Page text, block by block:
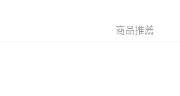
JD京東物流，訂單確認發貨後2-4個工作天送達
商品推薦